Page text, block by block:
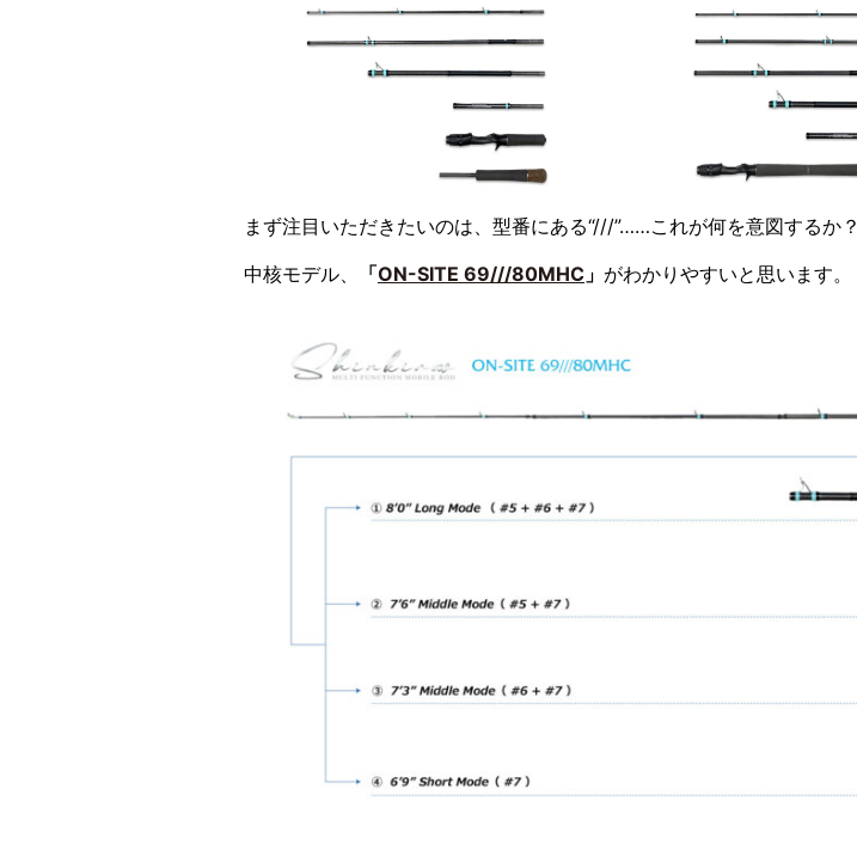
まず注目いただきたいのは、型番にある“///”……これが何を意図するか？
中核モデル、
「ON-SITE 69///80MHC 」 がわかりやすいと思います。